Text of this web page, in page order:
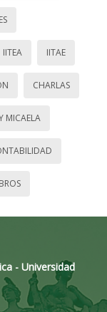
IITEA IITAE
CHARLAS
MICAELA
- Universidad